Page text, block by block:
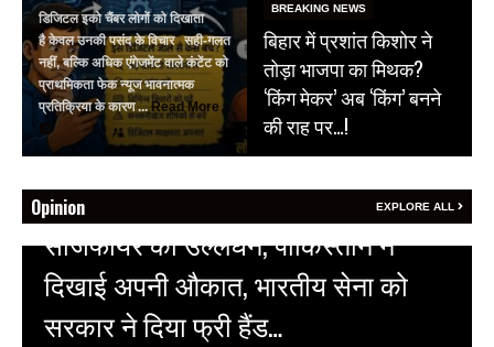
डिजिटल इको चैंबर लोगों को दिखाता
है केवल उनकी पसंद के विचार सही-गलत
नहीं, बल्कि अधिक एंगेजमेंट वाले कंटेंट को
प्राथमिकता फेक न्यूज भावनात्मक
प्रतिक्रिया के कारण ... Read More
BREAKING NEWS
बिहार में प्रशांत किशोर ने
तोड़ा भाजपा का मिथक?
‘किंग मेकर’ अब ‘किंग’ बनने
की राह पर…!
Opinion EXPLORE ALL
HOT NEWS
अल्बर्ट हॉल पर राजस्थान दिवस समारोह,
राजस्थानी लोक कलाकारों ने बांधा समां…